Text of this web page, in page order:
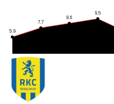
5.9
7.7
8.6
9.5